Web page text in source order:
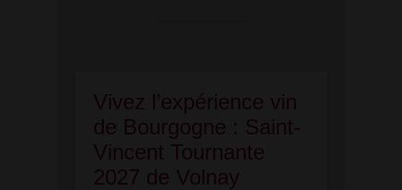
Vivez l’expérience vin
de Bourgogne : Saint-
Vincent Tournante
2027 de Volnay